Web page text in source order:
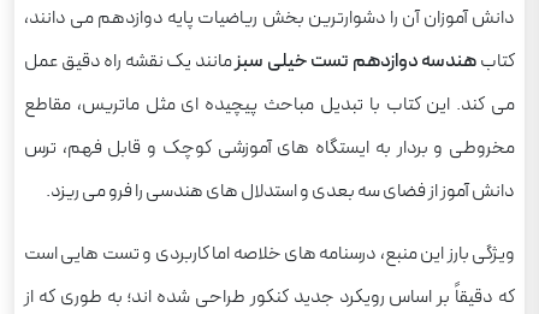
دانش آموزان آن را دشوارترین بخش ریاضیات پایه دوازدهم می دانند،
کتابهندسه دوازدهم تست خیلی سبزمانند یک نقشه راه دقیق عمل
می کند. این کتاب با تبدیل مباحث پیچیده ای مثل ماتریس، مقاطع
مخروطی و بردار به ایستگاه های آموزشی کوچک و قابل فهم، ترس
دانش آموز از فضای سه بعدی و استدلال های هندسی را فرو می ریزد.
ویژگی بارز این منبع، درسنامه های خلاصه اما کاربردی و تست هایی است
که دقیقاً بر اساس رویکرد جدید کنکور طراحی شده اند؛ به طوری که از